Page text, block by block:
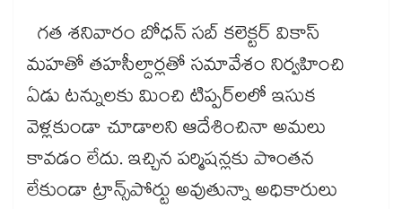
గత శనివారం బోధన్​ సబ్​ కలెక్టర్​ వికాస్​
మహతో తహసీల్దార్లతో సమావేశం నిర్వహించి
ఏడు టన్నులకు మించి టిప్పర్​లలో ఇసుక
వెళ్లకుండా చూడాలని ఆదేశించినా అమలు
కావడం లేదు. ఇచ్చిన పర్మిషన్లకు పొంతన
లేకుండా ట్రాన్స్​పోర్టు అవుతున్నా అధికారులు